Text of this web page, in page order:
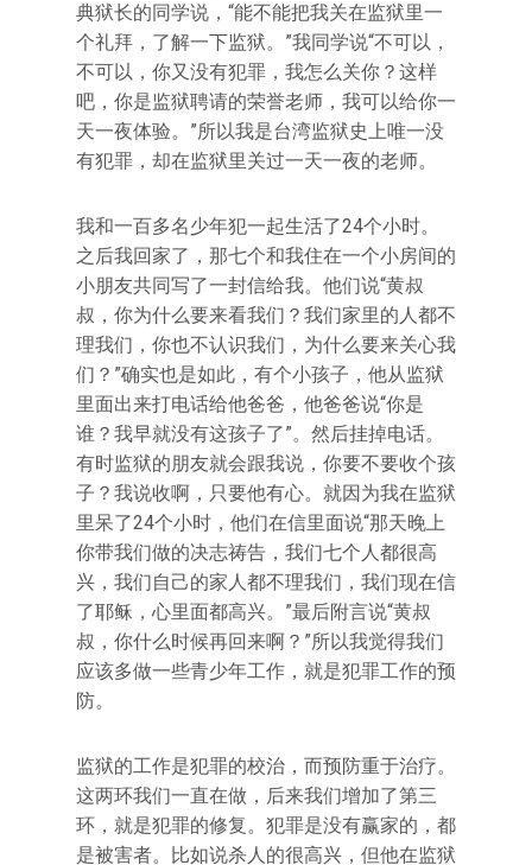
典狱长的同学说，“能不能把我关在监狱里一
个礼拜，了解一下监狱。”我同学说“不可以，
不可以，你又没有犯罪，我怎么关你？这样
吧，你是监狱聘请的荣誉老师，我可以给你一
天一夜体验。”所以我是台湾监狱史上唯一没
有犯罪，却在监狱里关过一天一夜的老师。
我和一百多名少年犯一起生活了24个小时。
之后我回家了，那七个和我住在一个小房间的
小朋友共同写了一封信给我。他们说“黄叔
叔，你为什么要来看我们？我们家里的人都不
理我们，你也不认识我们，为什么要来关心我
们？”确实也是如此，有个小孩子，他从监狱
里面出来打电话给他爸爸，他爸爸说“你是
谁？我早就没有这孩子了”。然后挂掉电话。
有时监狱的朋友就会跟我说，你要不要收个孩
子？我说收啊，只要他有心。就因为我在监狱
里呆了24个小时，他们在信里面说“那天晚上
你带我们做的决志祷告，我们七个人都很高
兴，我们自己的家人都不理我们，我们现在信
了耶稣，心里面都高兴。”最后附言说“黄叔
叔，你什么时候再回来啊？”所以我觉得我们
应该多做一些青少年工作，就是犯罪工作的预
防。
监狱的工作是犯罪的校治，而预防重于治疗。
这两环我们一直在做，后来我们增加了第三
环，就是犯罪的修复。犯罪是没有赢家的，都
是被害者。比如说杀人的很高兴，但他在监狱